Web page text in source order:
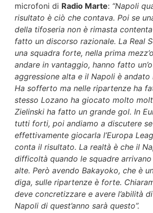
microfoni di Radio Marte: “Napoli
risultato è ciò che contava. Poi se
della tifoseria non è rimasta
fatto un discorso razionale. La Real
una squadra forte, nella prima
andare in vantaggio, hanno fatto
aggressione alta e il Napoli è
Ha sofferto ma nelle ripartenze ha
stesso Lozano ha giocato molto
Zielinski ha fatto un grande gol. In
tutti forti, poi andiamo a discutere
effettivamente giocarla l’Europa
conta il risultato. La realtà è che il
difficoltà quando le squadre
alte. Però avendo Bakayoko, che è
diga, sulle ripartenze è forte.
deve concretizzare e avere l’abilità
Napoli di quest’anno sarà questo”.